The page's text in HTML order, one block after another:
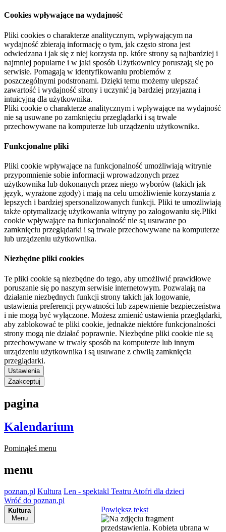
Cookies wpływające na wydajność
Pliki cookies o charakterze analitycznym, wpływającym na
wydajność zbierają informację o tym, jak często strona jest
odwiedzana i jak się z niej korzysta np. które strony są najbardziej i
najmniej popularne i w jaki sposób Użytkownicy poruszają się po
serwisie. Pomagają w identyfikowaniu problemów z
poszczególnymi podstronami. Dzięki temu możemy ulepszać
zawartość i wydajność strony i uczynić ją bardziej przyjazną i
intuicyjną dla użytkownika.
Pliki cookie o charakterze analitycznym i wpływające na wydajność
nie są usuwane po zamknięciu przeglądarki i są trwale
przechowywane na komputerze lub urządzeniu użytkownika.
Funkcjonalne pliki
Pliki cookie wpływające na funkcjonalność umożliwiają witrynie
przypomnienie sobie informacji wprowadzonych przez
użytkownika lub dokonanych przez niego wyborów (takich jak
język, wyrażone zgody) i mają na celu umożliwienie korzystania z
lepszych i bardziej spersonalizowanych funkcji. Pliki te umożliwiają
także optymalizację użytkowania witryny po zalogowaniu się.Pliki
cookie wpływające na funkcjonalność nie są usuwane po
zamknięciu przeglądarki i są trwale przechowywane na komputerze
lub urządzeniu użytkownika.
Niezbędne pliki cookies
Te pliki cookie są niezbędne do tego, aby umożliwić prawidłowe
poruszanie się po naszym serwisie internetowym. Pozwalają na
działanie niezbędnych funkcji strony takich jak logowanie,
ustawienia preferencji prywatności lub zapewnienie bezpieczeństwa
i nie mogą być wyłączone. Możesz zmienić ustawienia przeglądarki,
aby zablokować te pliki cookie, jednakże niektóre funkcjonalności
strony mogą nie działać poprawnie. Niezbędne pliki cookie nie są
przechowywane w trwały sposób na komputerze lub innym
urządzeniu użytkownika i są usuwane z chwilą zamknięcia
przeglądarki.
Ustawienia
Zaakceptuj
pagina
Kalendarium
Pominąłeś menu
menu
poznan.pl Kultura Len - spektakl Teatru Atofri dla dzieci
Wróć do poznan.pl
Kultura
Menu
Powiększ tekst